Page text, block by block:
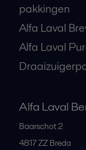
pakkingen
Alfa Laval
Alfa Laval
Alfa Laval
Baarschot 2
4817 ZZ Breda